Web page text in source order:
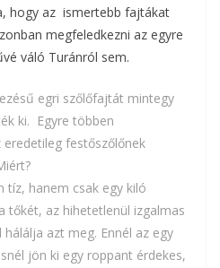
hogy az ismertebb fajtákat
megfeledkezni az egyre
váló Turánról sem.
egri szőlőfajtát mintegy
ki. Egyre többen
festőszőlőnek
tíz, hanem csak egy kiló
tőkét, az hihetetlenül izgalmas
azt meg. Ennél az egy
jön ki egy roppant érdekes,